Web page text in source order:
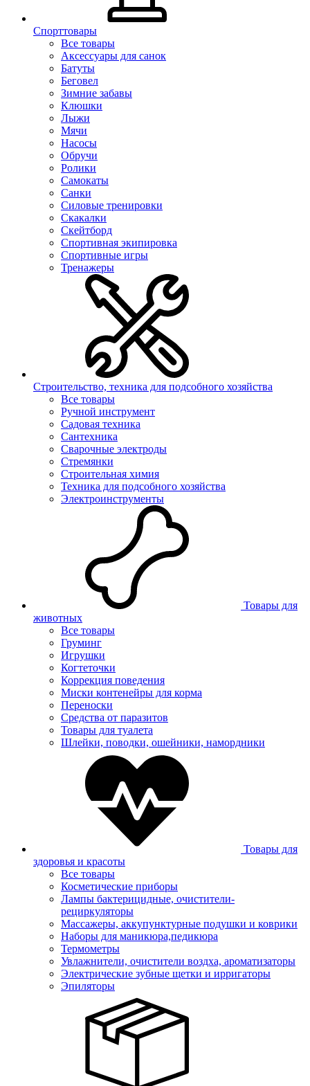
Спорттовары
Все товары
Аксессуары для санок
Батуты
Беговел
Зимние забавы
Клюшки
Лыжи
Мячи
Насосы
Обручи
Ролики
Самокаты
Санки
Силовые тренировки
Скакалки
Скейтборд
Спортивная экипировка
Спортивные игры
Тренажеры
Строительство, техника для подсобного хозяйства
Все товары
Ручной инструмент
Садовая техника
Сантехника
Сварочные электроды
Стремянки
Строительная химия
Техника для подсобного хозяйства
Электроинструменты
Товары для
животных
Все товары
Груминг
Игрушки
Когтеточки
Коррекция поведения
Миски контенейры для корма
Переноски
Средства от паразитов
Товары для туалета
Шлейки, поводки, ошейники, намордники
Товары для
здоровья и красоты
Все товары
Косметические приборы
Лампы бактерицидные, очистители-
рециркуляторы
Массажеры, аккупунктурные подушки и коврики
Наборы для маникюра,педикюра
Термометры
Увлажнители, очистители воздха, ароматизаторы
Электрические зубные щетки и ирригаторы
Эпиляторы